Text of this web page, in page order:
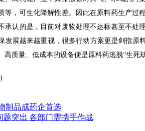
等，可生化降解性差。因此在原料药生产过
承认的是，目前对废物处理不达标甚至不处
发展越来越重视，很多行动方案更是剑指原
高质量、低成本的设备便是原料药逃脱“生
制品成药企首选
题突出 各部门需携手作战